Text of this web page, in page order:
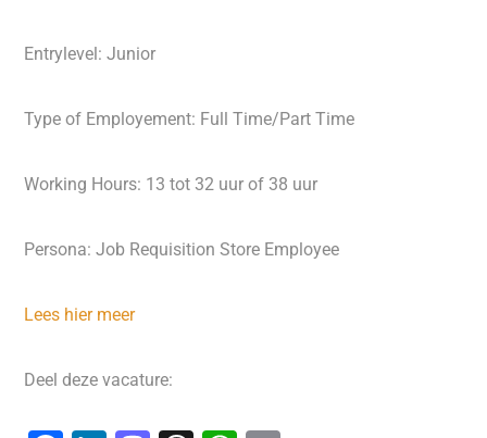
Entrylevel: Junior
Type of Employement: Full Time/Part Time
Working Hours: 13 tot 32 uur of 38 uur
Persona: Job Requisition Store Employee
Lees hier meer
Deel deze vacature: